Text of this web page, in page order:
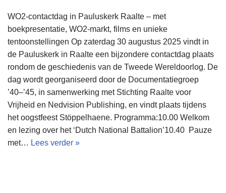
WO2-contactdag in Pauluskerk Raalte – met
boekpresentatie, WO2-markt, films en unieke
tentoonstellingen Op zaterdag 30 augustus 2025 vindt in
de Pauluskerk in Raalte een bijzondere contactdag plaats
rondom de geschiedenis van de Tweede Wereldoorlog. De
dag wordt georganiseerd door de Documentatiegroep
’40–’45, in samenwerking met Stichting Raalte voor
Vrijheid en Nedvision Publishing, en vindt plaats tijdens
het oogstfeest Stöppelhaene. Programma:10.00 Welkom
en lezing over het ‘Dutch National Battalion’10.40 Pauze
met… Lees verder »